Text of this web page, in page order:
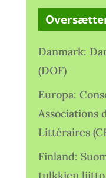
Danmark:
(DOF)
Europa:
Associations
Littéraires
Finland: